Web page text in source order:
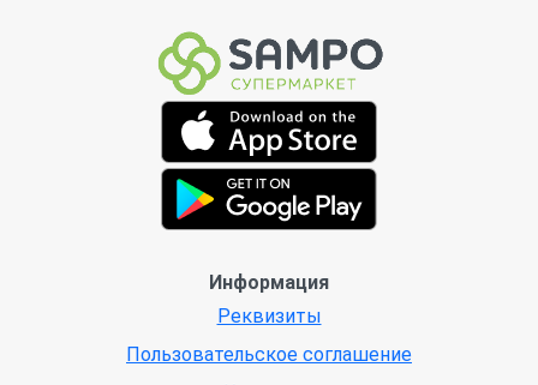
Информация
Реквизиты
Пользовательское соглашение